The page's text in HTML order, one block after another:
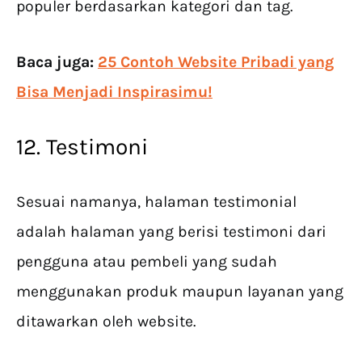
populer berdasarkan kategori dan tag.
Baca juga: 25 Contoh Website Pribadi yang
Bisa Menjadi Inspirasimu!
12. Testimoni
Sesuai namanya, halaman testimonial
adalah halaman yang berisi testimoni dari
pengguna atau pembeli yang sudah
menggunakan produk maupun layanan yang
ditawarkan oleh website.